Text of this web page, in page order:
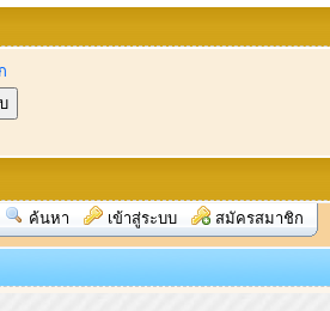
ค้นหา เข้าสู่ระบบ สมัครสมาชิก